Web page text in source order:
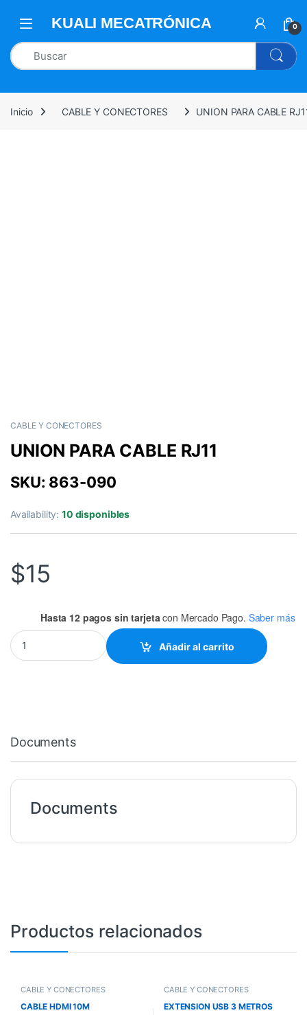
0
Inicio CABLE Y CONECTORES UNION PARA CABLE
CABLE Y CONECTORES
UNION PARA CABLE RJ11
SKU: 863-090
Availability:10 disponibles
$15
Hasta 12 pagos sin tarjeta con Mercado Pago. Saber más
UNION PARA CABLE RJ11 quantity
Añadir al carrito
Documents
Documents
Productos relacionados
CABLE Y CONECTORES
CABLE HDMI 10M
CABLE Y CONECTORES
EXTENSION USB 3 METROS